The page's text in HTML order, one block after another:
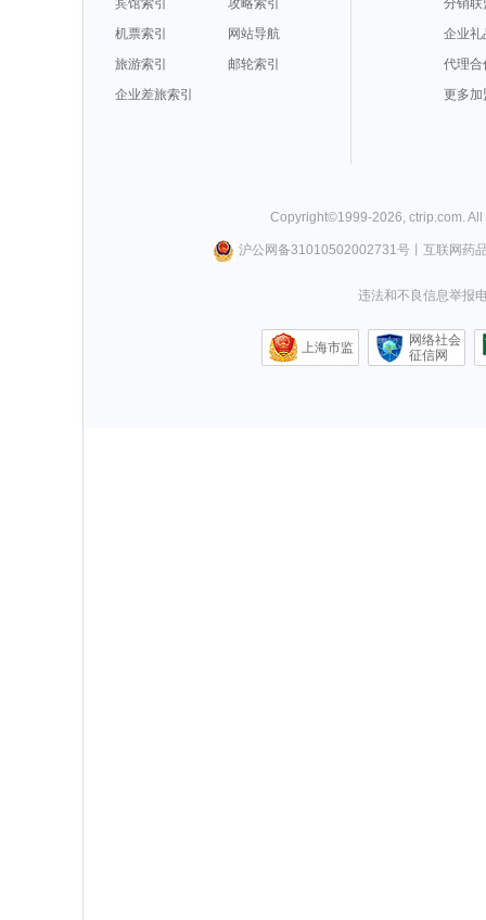
机票索引
网站导航
旅游索引
邮轮索引
企业差旅索引
企业礼
代理合
更多加
Copyright©1999-2026 ctrip.com .
沪公网备31010502002731号丨 互联网药
违法和不良信息举报
上海市监
网络社会
征信网